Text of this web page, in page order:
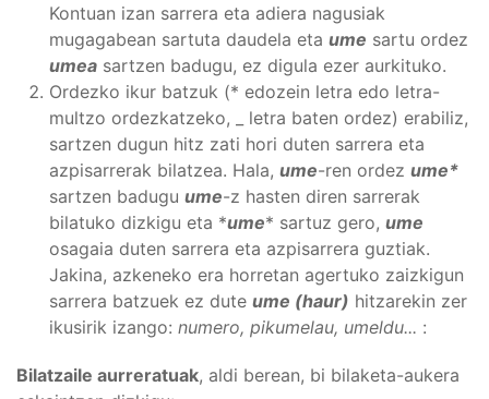
Kontuan izan sarrera eta adiera nagusiak
mugagabean sartuta daudela eta ume sartu ordez
umea sartzen badugu, ez digula ezer aurkituko.
Ordezko ikur batzuk (* edozein letra edo letra-
multzo ordezkatzeko, _ letra baten ordez) erabiliz,
sartzen dugun hitz zati hori duten sarrera eta
azpisarrerak bilatzea. Hala, ume-ren ordez ume*
sartzen badugu ume-z hasten diren sarrerak
bilatuko dizkigu eta *ume* sartuz gero, ume
osagaia duten sarrera eta azpisarrera guztiak.
Jakina, azkeneko era horretan agertuko zaizkigun
sarrera batzuek ez dute ume (haur) hitzarekin zer
ikusirik izango: numero, pikumelau, umeldu... :
Bilatzaile aurreratuak, aldi berean, bi bilaketa-aukera